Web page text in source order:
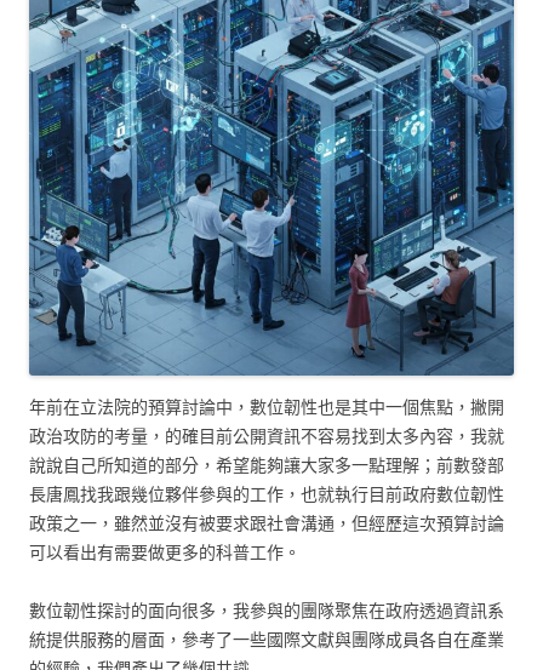
年前在立法院的預算討論中，數位韌性也是其中一個焦點，撇開
政治攻防的考量，的確目前公開資訊不容易找到太多內容，我就
說說自己所知道的部分，希望能夠讓大家多一點理解；前數發部
長唐鳳找我跟幾位夥伴參與的工作，也就執行目前政府數位韌性
政策之一，雖然並沒有被要求跟社會溝通，但經歷這次預算討論
可以看出有需要做更多的科普工作。
數位韌性探討的面向很多，我參與的團隊聚焦在政府透過資訊系
統提供服務的層面，參考了一些國際文獻與團隊成員各自在產業